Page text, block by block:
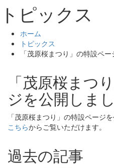
トピックス
ホーム
トピックス
「茂原桜まつり」の特設ペ
「茂原桜まつ
ジを公開しま
「茂原桜まつり」の特設ページ
こちらからご覧いただけます。
過去の記事